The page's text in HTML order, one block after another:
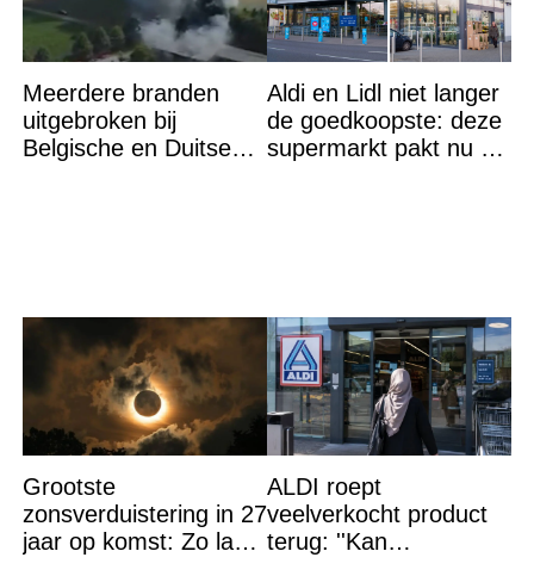
Meerdere branden
uitgebroken bij
Belgische en Duitse
Aldi en Lidl niet langer
de goedkoopste: deze
supermarkt pakt nu de
Grootste
zonsverduistering in 27
jaar op komst: Zo laat
ALDI roept
veelverkocht product
terug: ''Kan